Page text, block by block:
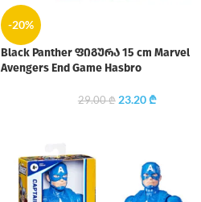
-20%
Black Panther ფიგურა 15 cm Marvel
Avengers End Game Hasbro
29.00₾ 23.20₾